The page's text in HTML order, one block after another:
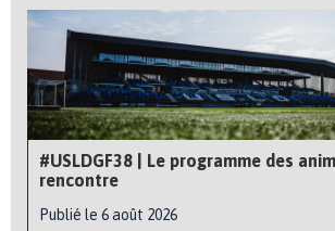
#USLDGF38 | Le programme des
rencontre
Publié le 6 août 2026